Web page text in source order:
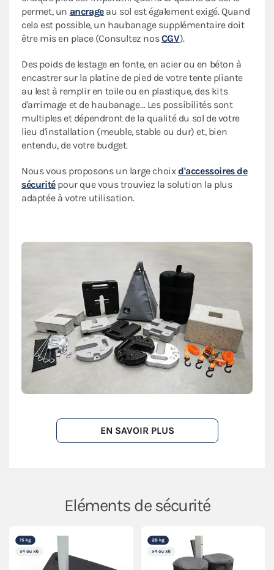
permet, un ancrageau sol est également exigé. Quand
cela est possible, un haubanage supplémentaire doit
être mis en place (Consultez nosCGV).
Des poids de lestage en fonte, en acier ou en béton à
encastrer sur la platine de pied de votre tente pliante
au lest à remplir en toile ou en plastique, des kits
d'arrimage et de haubanage… Les possibilités sont
multiples et dépendront de la qualité du sol de votre
lieu d'installation (meuble, stable ou dur) et, bien
entendu, de votre budget.
Nous vous proposons un large choixd'accessoires de
sécuritépour que vous trouviez la solution la plus
adaptée à votre utilisation.
EN SAVOIR PLUS
Eléments de sécurité